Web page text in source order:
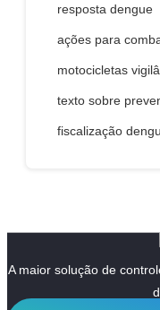
resposta dengue
ações para
motocicletas
texto sobre
fiscalização
A maior solução de